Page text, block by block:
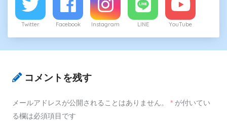
Twitter Facebook Instagram LINE YouTube
コメントを残す
メールアドレスが公開されることはありません。 * が付いてい
る欄は必須項目です